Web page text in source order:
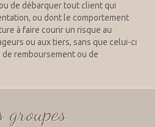
de débarquer tout client qui
ou dont le comportement
à faire courir un risque au
ou aux tiers, sans que celui-ci
remboursement ou de
groupes